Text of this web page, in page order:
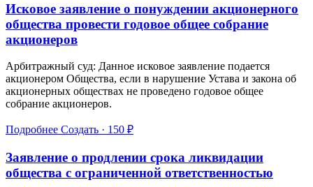
Исковое заявление о понуждении акционерного
общества провести годовое общее собрание
акционеров
Арбитражный суд: Данное исковое заявление подается
акционером Общества, если в нарушение Устава и закона об
акционерных обществах не проведено годовое общее
собрание акционеров.
Подробнее Создать · 150 ₽
Заявление о продлении срока ликвидации
общества с ограниченной ответственностью